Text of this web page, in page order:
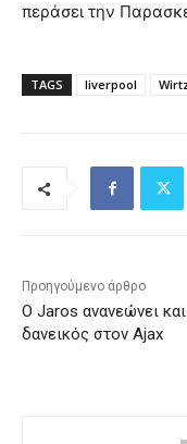
περάσει την
TAGS liverpool
Προηγούμενο άρθρο
Ο Jaros ανανεώνει
δανεικός στον Ajax